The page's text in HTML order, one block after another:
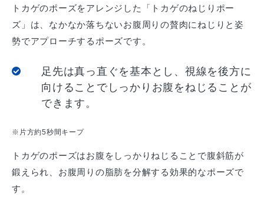
トカゲのポーズをアレンジした「トカゲのねじりポー
ズ」は、なかなか落ちないお腹周りの贅肉にねじりと姿
勢でアプローチするポーズです。
足先は真っ直ぐを基本とし、視線を後方に
向けることでしっかりお腹をねじることが
できます。
※片方約5秒間キープ
トカゲのポーズはお腹をしっかりねじることで腹斜筋が
鍛えられ、お腹周りの脂肪を分解する効果的なポーズで
す。